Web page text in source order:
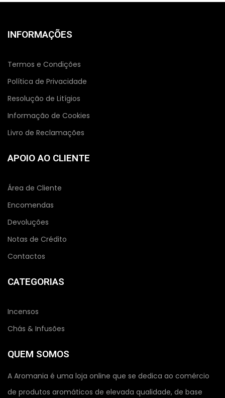
INFORMAÇÕES
Termos e Condições
Política de Privacidade
Resolução de Litígios
Informação de Cookies
Livro de Reclamações
APOIO AO CLIENTE
Área de Cliente
Encomendas
Devoluções
Notas de Crédito
Contactos
CATEGORIAS
Incensos
Chás & Infusões
QUEM SOMOS
A Aromania é uma loja online que se dedica ao comércio
de produtos aromáticos de elevada qualidade, de base